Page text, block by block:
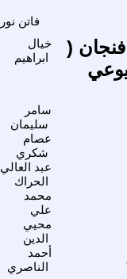
فاتن نور
خيال
ابراهيم
(
سامر
سليمان
عصام
شكري
عبد العالي
الحراك
محمد
علي
محيي
الدين
أحمد
الناصري